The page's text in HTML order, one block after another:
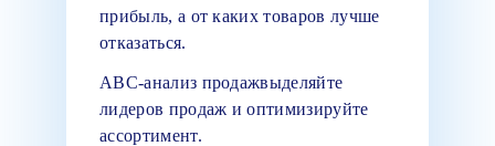
прибыль, а от каких товаров лучше
отказаться.
ABC-анализ продажвыделяйте
лидеров продаж и оптимизируйте
ассортимент.